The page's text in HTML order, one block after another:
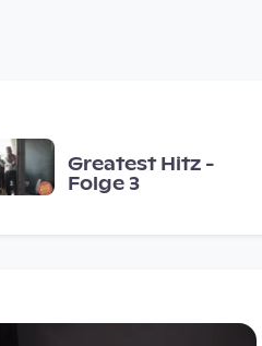
Greatest Hitz -
Folge 3